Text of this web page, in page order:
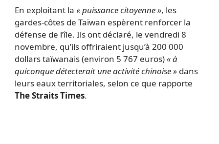
En exploitant la « puissance citoyenne », les
gardes-côtes de Taïwan espèrent renforcer la
défense de l’île. Ils ont déclaré, le vendredi 8
novembre, qu’ils offriraient jusqu’à 200 000
dollars taïwanais (environ 5 767 euros)« à
quiconque détecterait une activité chinoise » dans
leurs eaux territoriales, selon ce que rapporte
The Straits Times.